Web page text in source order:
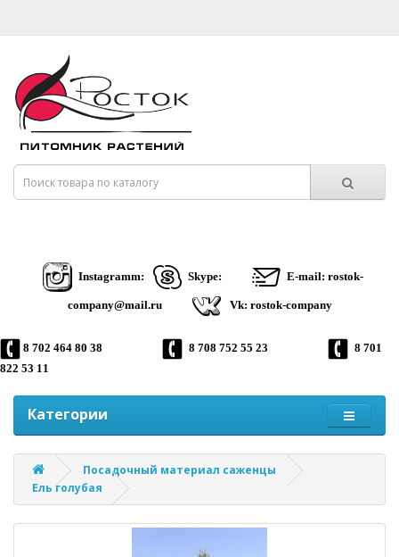
Instagramm: Skype: E-mail: rostok-
company@mail.ru Vk: rostok-company
8 702 464 80 38 8 708 752 55 23
8 701
822 53 11
Категории
Посадочный материал саженцы
Ель голубая